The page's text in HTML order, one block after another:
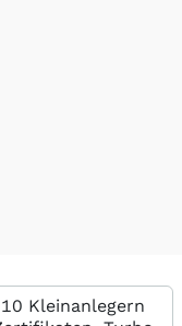
Kleinanlegern